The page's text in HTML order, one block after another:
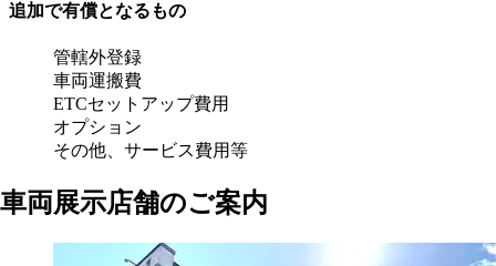
追加で有償となるもの
管轄外登録
車両運搬費
ETCセットアップ費用
オプション
その他、サービス費用等
車両展示店舗のご案内